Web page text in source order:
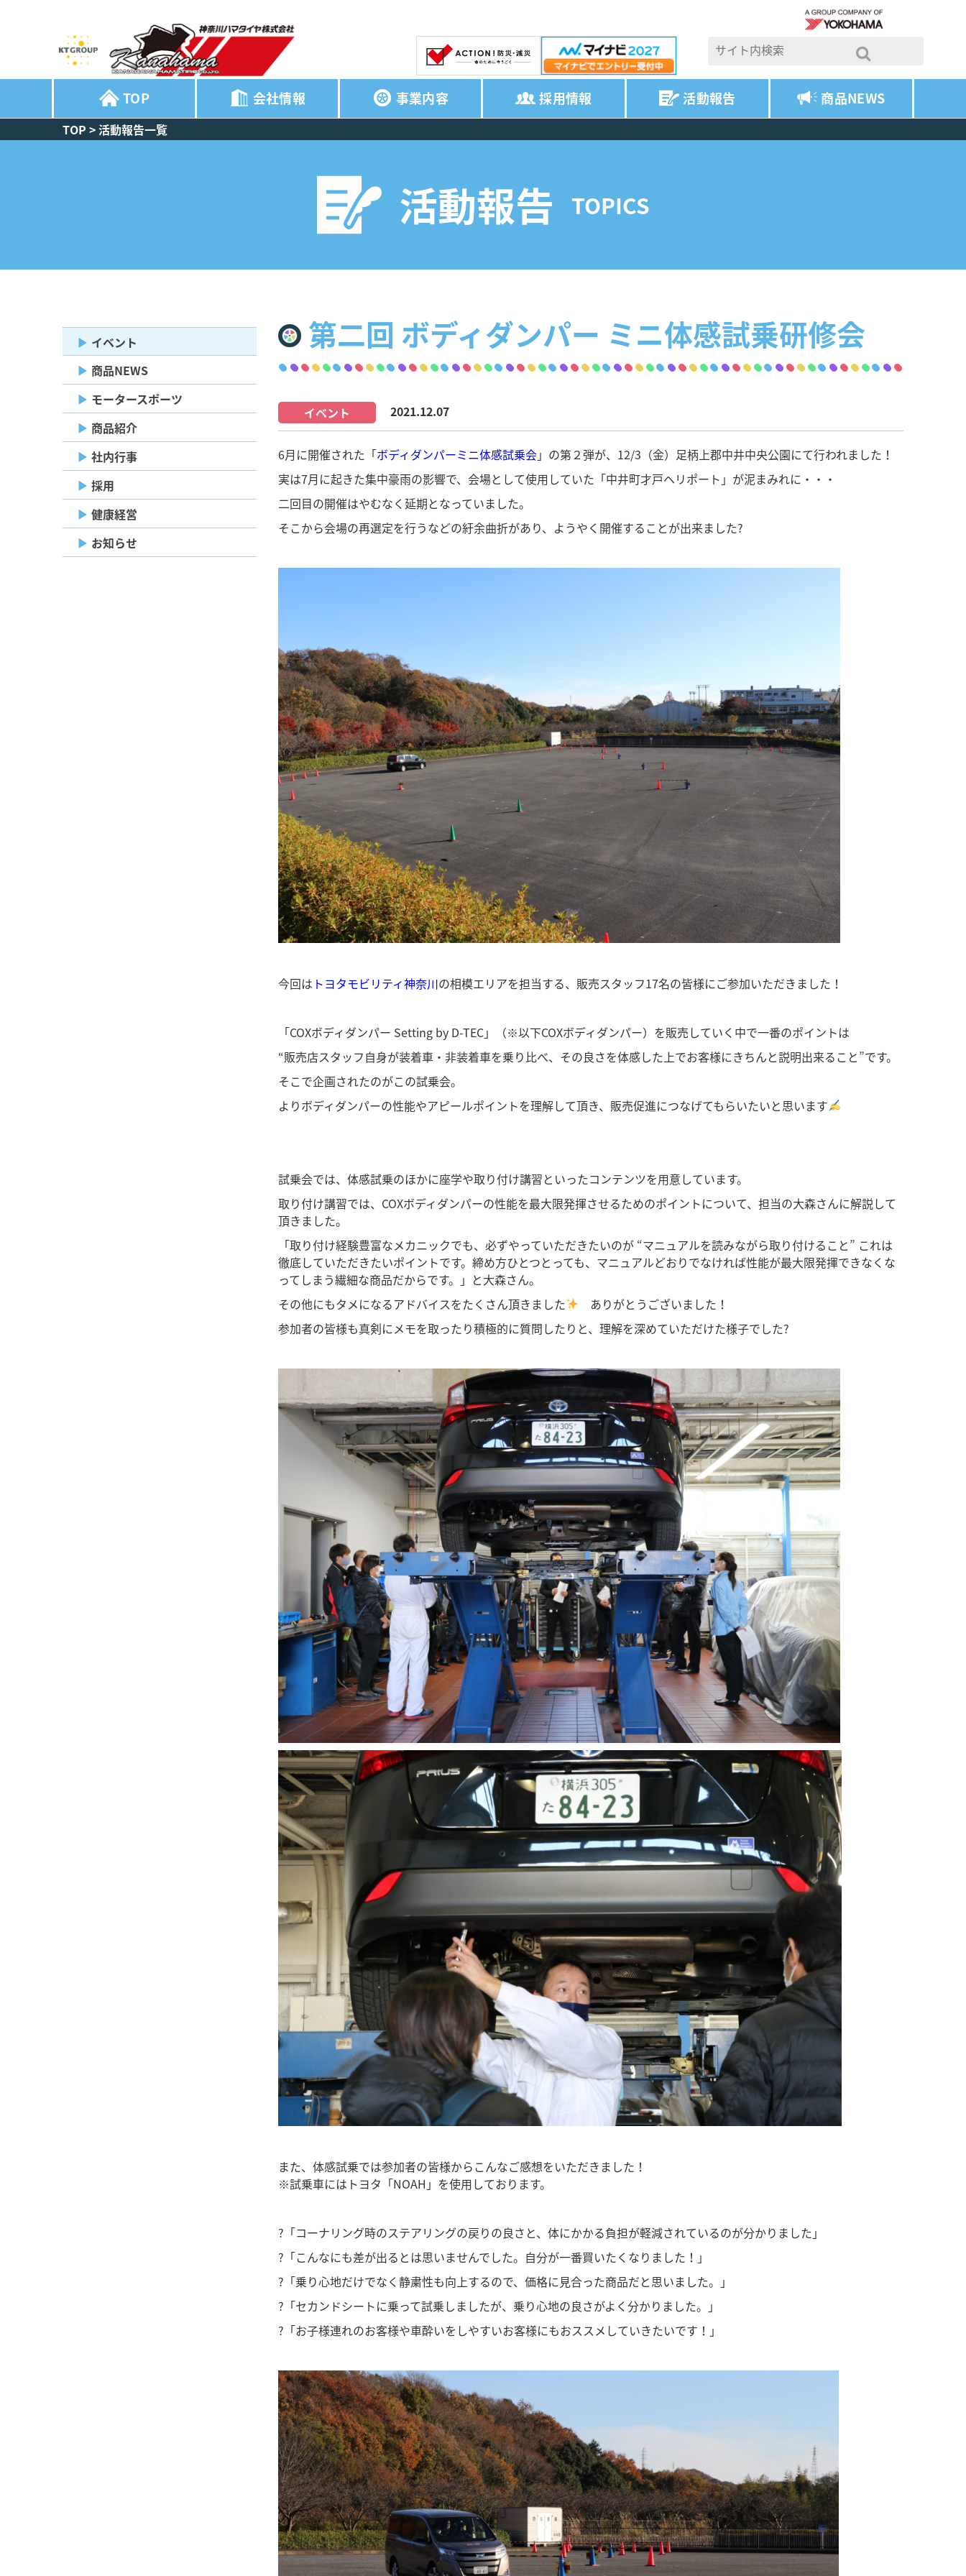
TOP 会社情報 事業内容 採用情報 活動報告 商品NEWS
TOP >活動報告一覧
活動報告 TOPICS
イベント
商品NEWS
モータースポーツ
商品紹介
社内行事
採用
健康経営
お知らせ
第二回 ボディダンパー ミニ体感試乗研修会
イベント 2021.12.07
6月に開催された「ボディダンパーミニ体感試乗会」の第２弾が、12/3（金）足柄上郡中井中央公園にて行われました！
実は7月に起きた集中豪雨の影響で、会場として使用していた「中井町才戸ヘリポート」が泥まみれに・・・
二回目の開催はやむなく延期となっていました。
そこから会場の再選定を行うなどの紆余曲折があり、ようやく開催することが出来ました?
今回は トヨタモビリティ神奈川の相模エリアを担当する、販売スタッフ17名の皆様にご参加いただきました！
「COXボディダンパー Setting by D-TEC」（※以下COXボディダンパー）を販売していく中で一番のポイントは
“販売店スタッフ自身が装着車・非装着車を乗り比べ、その良さを体感した上でお客様にきちんと説明出来ること”です。
そこで企画されたのがこの試乗会。
よりボディダンパーの性能やアピールポイントを理解して頂き、販売促進につなげてもらいたいと思います
試乗会では、体感試乗のほかに座学や取り付け講習といったコンテンツを用意しています。
取り付け講習では、COXボディダンパーの性能を最大限発揮させるためのポイントについて、担当の大森さんに解説して
頂きました。
「取り付け経験豊富なメカニックでも、必ずやっていただきたいのが “マニュアルを読みながら取り付けること” これは
徹底していただきたいポイントです。締め方ひとつとっても、マニュアルどおりでなければ性能が最大限発揮できなくな
ってしまう繊細な商品だからです。」と大森さん。
その他にもタメになるアドバイスをたくさん頂きました
ありがとうございました！
参加者の皆様も真剣にメモを取ったり積極的に質問したりと、理解を深めていただけた様子でした?
また、体感試乗では参加者の皆様からこんなご感想をいただきました！
※試乗車にはトヨタ「NOAH」を使用しております。
?「コーナリング時のステアリングの戻りの良さと、体にかかる負担が軽減されているのが分かりました」
?「こんなにも差が出るとは思いませんでした。自分が一番買いたくなりました！」
?「乗り心地だけでなく静粛性も向上するので、価格に見合った商品だと思いました。」
?「セカンドシートに乗って試乗しましたが、乗り心地の良さがよく分かりました。」
?「お子様連れのお客様や車酔いをしやすいお客様にもおススメしていきたいです！」